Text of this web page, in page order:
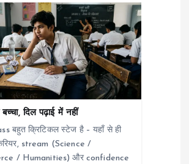
बच्चा, दिल पढ़ाई में नहीं
बहुत क्रिटिकल स्टेज है – यहाँ से ही
stream (Science /
/ Humanities) और confidence